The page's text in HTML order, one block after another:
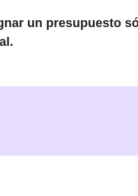
un presupuesto